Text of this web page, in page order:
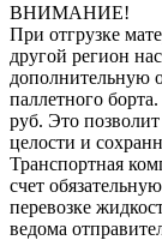
ВНИМАНИЕ!
При отгрузке
другой регион
дополнительную
паллетного
руб. Это
целости и
Транспортная
счет
перевозке
ведома